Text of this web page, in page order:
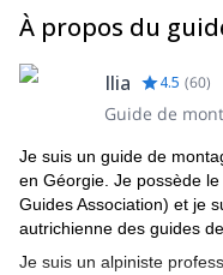
À propos du
Ilia 4.5 (60)
Guide de
Je suis un guide de
en Géorgie. Je possède
Guides Association) et je
autrichienne des guides
Je suis un alpiniste